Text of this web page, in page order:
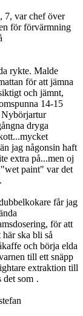
7, var chef över
för förvärmning
rykte. Malde
för att jämna
och jämnt,
14-15
dryga
jag någonsin haft
extra på...men oj
paint" var det
får jag
för att
ska bli så
och börja elda
till ett snäpp
extraktion till
det som .